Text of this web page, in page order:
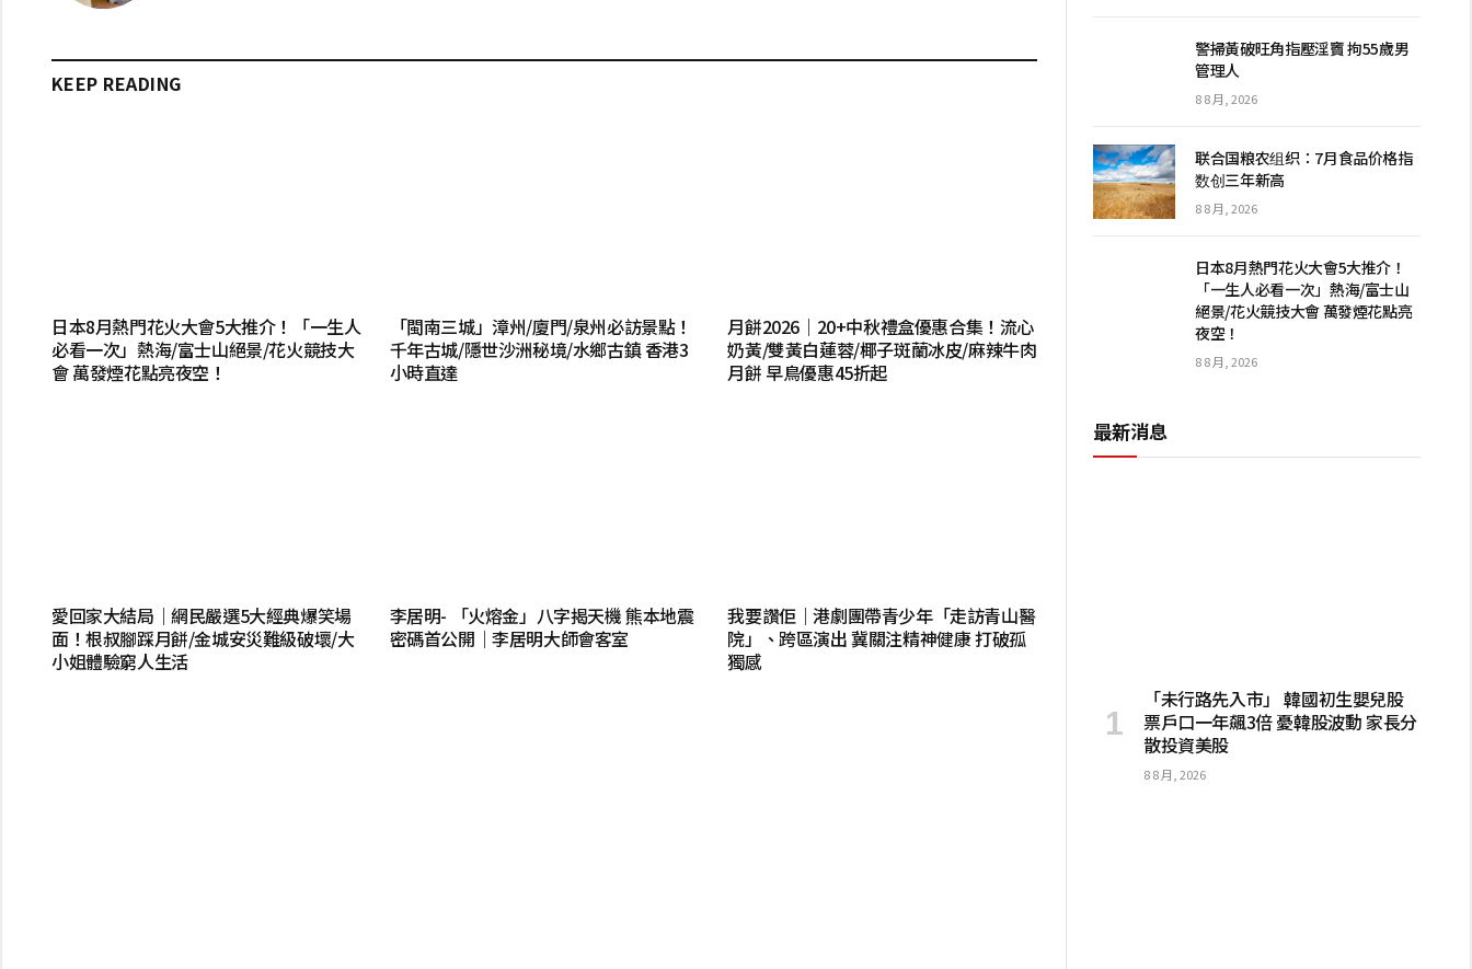
KEEP READING
日本8月熱門花火大會5大推介！「一生人
必看一次」熱海/富士山絕景/花火競技大
會 萬發煙花點亮夜空！
「閩南三城」漳州/廈門/泉州必訪景點！
千年古城/隱世沙洲秘境/水鄉古鎮 香港3
小時直達
月餅2026｜20+中秋禮盒優惠合集！流心
奶黃/雙黃白蓮蓉/椰子斑蘭冰皮/麻辣牛肉
月餅 早鳥優惠45折起
愛回家大結局｜網民嚴選5大經典爆笑場
面！根叔腳踩月餅/金城安災難級破壞/大
小姐體驗窮人生活
李居明- 「火熔金」八字揭天機 熊本地震
密碼首公開｜李居明大師會客室
我要讚佢｜港劇團帶青少年「走訪青山醫
院」、跨區演出 冀關注精神健康 打破孤
獨感
警掃黃破旺角指壓淫竇 拘55歲男
管理人
8 8 月, 2026
联合国粮农组织：7月食品价格指
数创三年新高
8 8 月, 2026
日本8月熱門花火大會5大推介！
「一生人必看一次」熱海/富士山
絕景/花火競技大會 萬發煙花點亮
夜空！
8 8 月, 2026
最新消息
「未行路先入市」 韓國初生嬰兒股
票戶口一年飆3倍 憂韓股波動 家長分
散投資美股
8 8 月, 2026